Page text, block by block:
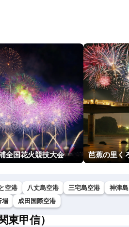
全国花火競技大会 芭蕉の里く
空港 八丈島空港 三宅島空港 神津
場 成田国際空港
甲信）